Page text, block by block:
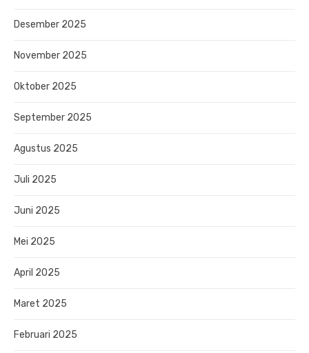
Desember 2025
November 2025
Oktober 2025
September 2025
Agustus 2025
Juli 2025
Juni 2025
Mei 2025
April 2025
Maret 2025
Februari 2025